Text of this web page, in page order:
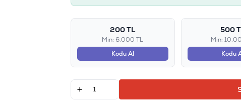
200 TL
Min: 6.000 TL
Kodu Al
500
Min:
Kodu